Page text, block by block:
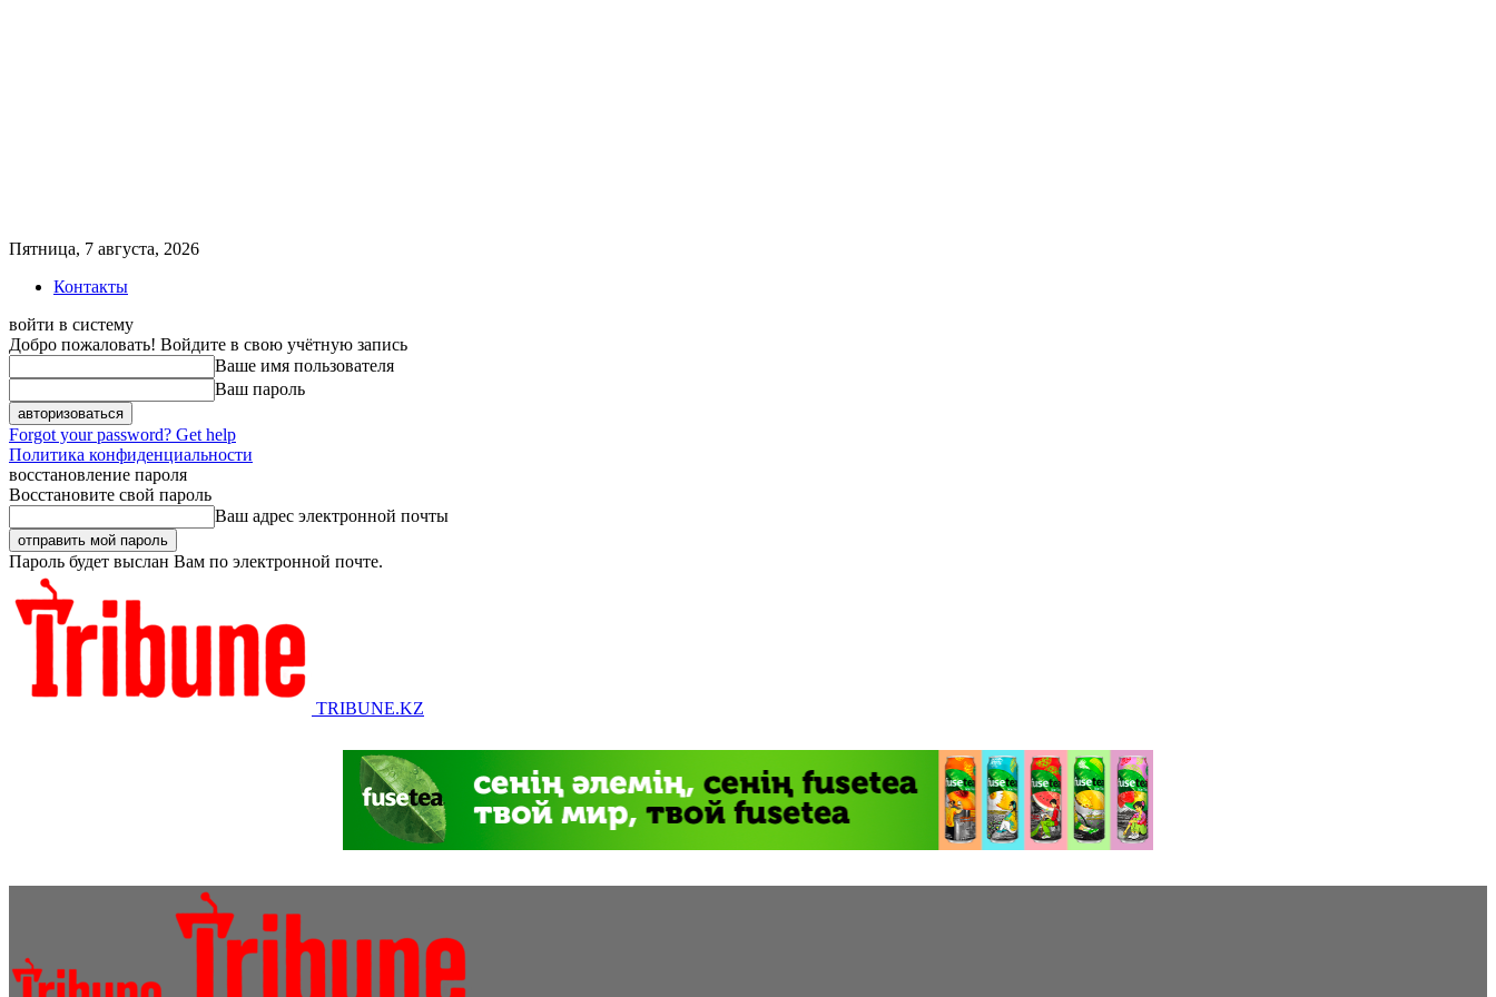
Пятница, 7 августа, 2026
Контакты
войти в систему
Добро пожаловать! Войдите в свою учётную запись
Ваше имя пользователя
Ваш пароль
Forgot your password? Get help
Политика конфиденциальности
восстановление пароля
Восстановите свой пароль
Ваш адрес электронной почты
Пароль будет выслан Вам по электронной почте.
TRIBUNE.KZ